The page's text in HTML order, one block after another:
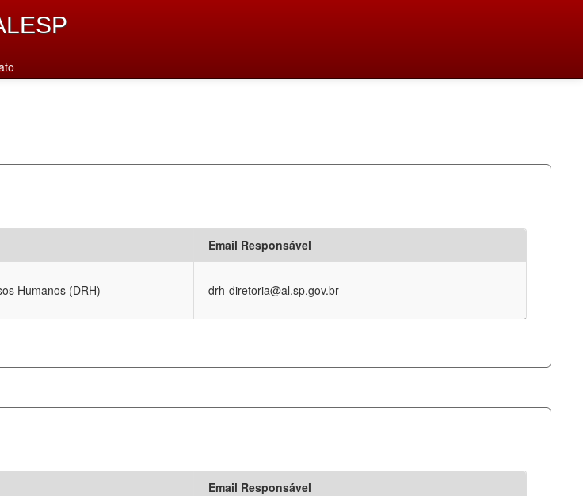
Email Responsável
Humanos (DRH) drh-diretoria@al.sp.gov.br
Email Responsável